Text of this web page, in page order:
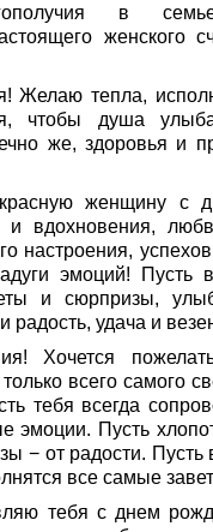
в
женского
Желаю тепла,
чтобы душа
же, здоровья и
женщину с
и вдохновения,
настроения,
эмоций! Пусть
и сюрпризы,
радость, удача и
Хочется
всего самого
тебя всегда
эмоции. Пусть
− от радости. Пусть
все самые
тебя с днем